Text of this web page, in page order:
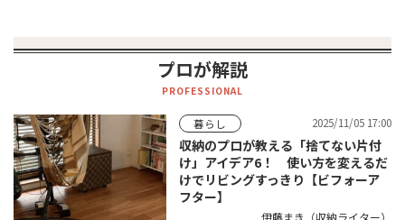
プロが解説
PROFESSIONAL
暮らし 2025/11/05 17:00
収納のプロが教える「捨てない片付
け」アイデア6！ 使い方を変えるだ
けでリビングすっきり【ビフォーア
フター】
伊藤まき（収納ライター）